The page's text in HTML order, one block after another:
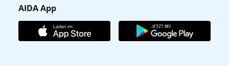
Affiliateprogramm
Gästefragebogen
AIDA Club
AIDA App
AIDA App